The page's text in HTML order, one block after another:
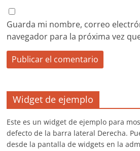
Guarda mi nombre, correo
navegador para la próxima vez
Widget de ejemplo
Este es un widget de ejemplo para
defecto de la barra lateral Derecha.
desde la pantalla de widgets en la